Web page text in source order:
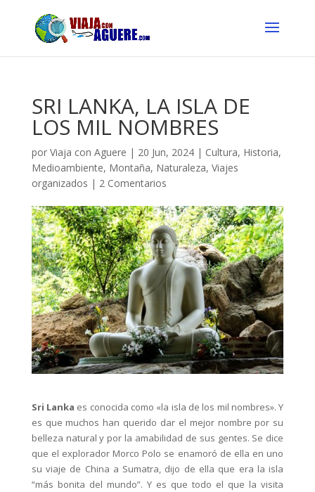
SRI LANKA, LA ISLA DE
LOS MIL NOMBRES
por Viaja con Aguere | 20 Jun, 2024| Cultura, Historia,
Medioambiente, Montaña, Naturaleza, Viajes
organizados | 2 Comentarios
Sri Lanka es conocida como «la isla de los mil nombres». Y
es que muchos han querido dar el mejor nombre por su
belleza natural y por la amabilidad de sus gentes. Se dice
que el explorador Morco Polo se enamoró de ella en uno
su viaje de China a Sumatra, dijo de ella que era la isla
“más bonita del mundo”. Y es que todo el que la visita